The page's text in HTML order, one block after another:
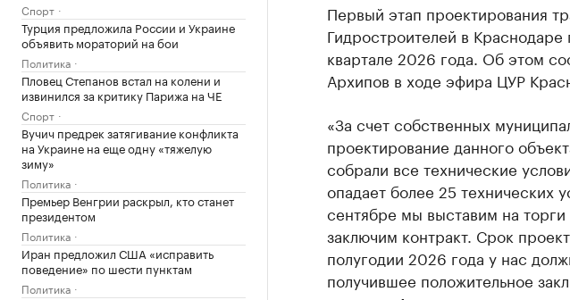
Спорт
Турция предложила России и Украине
объявить мораторий на бои
Политика
Пловец Степанов встал на колени и
извинился за критику Парижа на ЧЕ
Спорт
Вучич предрек затягивание конфликта
на Украине на еще одну «тяжелую
зиму»
Политика
Премьер Венгрии раскрыл, кто станет
президентом
Политика
Иран предложил США «исправить
поведение» по шести пунктам
Политика
Первый этап проектирования
Гидростроителей в
квартале 2026 года. Об этом
Архипов в ходе эфира ЦУР
«За счет собственных
проектирование данного
собрали все технические
опадает более 25 технических
сентябре мы выставим на
заключим контракт. Срок
полугодии 2026 года у нас
получившее положительное